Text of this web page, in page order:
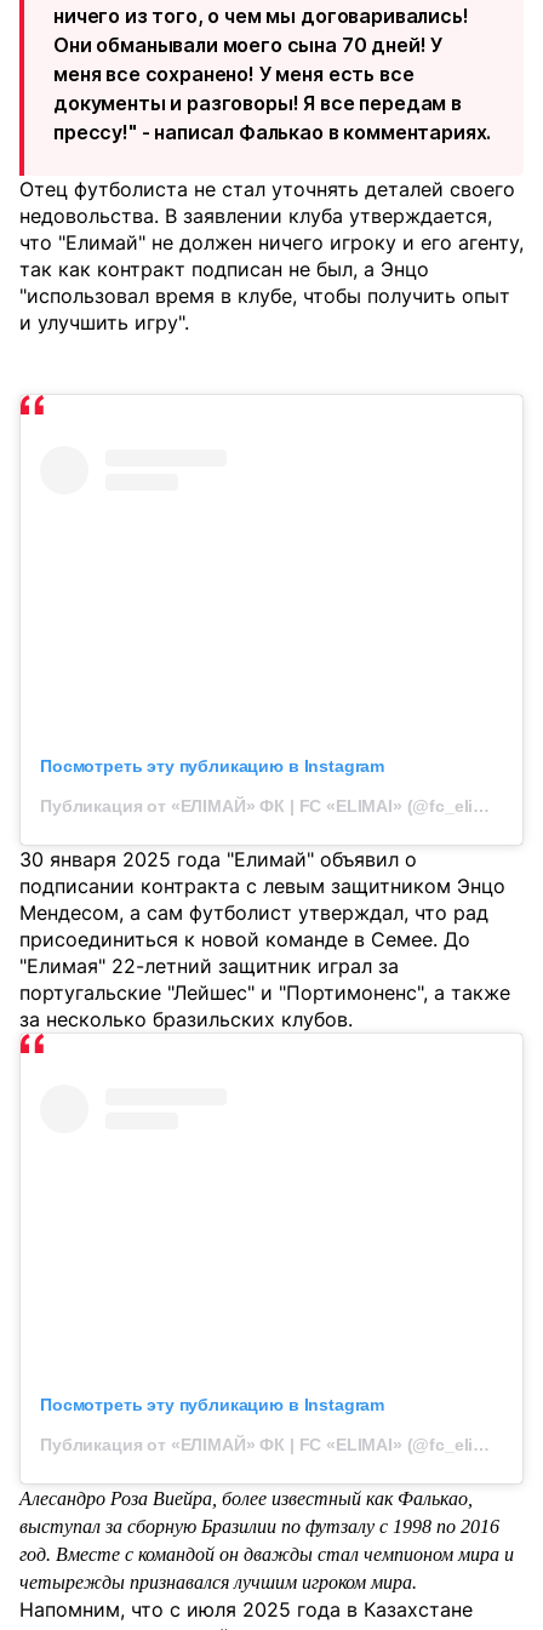
ничего из того, о чем мы договаривались!
Они обманывали моего сына 70 дней! У
меня все сохранено! У меня есть все
документы и разговоры! Я все передам в
прессу!" - написал Фалькао в комментариях.
Отец футболиста не стал уточнять деталей своего
недовольства. В заявлении клуба утверждается,
что "Елимай" не должен ничего игроку и его агенту,
так как контракт подписан не был, а Энцо
"использовал время в клубе, чтобы получить опыт
и улучшить игру".
Посмотреть эту публикацию в Instagram
Публикация от «ЕЛІМАЙ» ФК | FC «ELIMAI» (@fc_elimai)
30 января 2025 года "Елимай" объявил о
подписании контракта с левым защитником Энцо
Мендесом, а сам футболист утверждал, что рад
присоединиться к новой команде в Семее. До
"Елимая" 22-летний защитник играл за
португальские "Лейшес" и "Портимоненс", а также
за несколько бразильских клубов.
Посмотреть эту публикацию в Instagram
Публикация от «ЕЛІМАЙ» ФК | FC «ELIMAI» (@fc_elimai)
Алесандро Роза Виейра, более известный как Фалькао,
выступал за сборную Бразилии по футзалу с 1998 по 2016
год. Вместе с командой он дважды стал чемпионом мира и
четырежды признавался лучшим игроком мира.
Напомним, что с июля 2025 года в Казахстане